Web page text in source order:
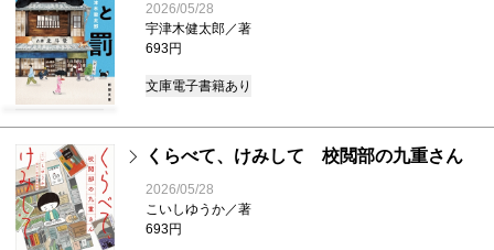
2026/05/28
宇津木健太郎／著
693円
文庫電子書籍あり
くらべて、けみして 校閲部の九重さん
2026/05/28
こいしゆうか／著
693円